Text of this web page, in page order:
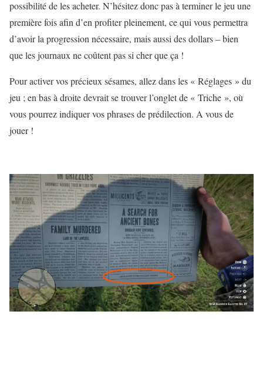
possibilité de les acheter. N’hésitez donc pas à terminer le jeu une
première fois afin d’en profiter pleinement, ce qui vous permettra
d’avoir la progression nécessaire, mais aussi des dollars – bien
que les journaux ne coûtent pas si cher que ça !
Pour activer vos précieux sésames, allez dans les « Réglages » du
jeu ; en bas à droite devrait se trouver l’onglet de « Triche », où
vous pourrez indiquer vos phrases de prédilection. A vous de
jouer !